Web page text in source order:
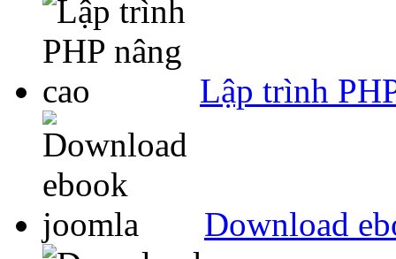
Lập trình
Download